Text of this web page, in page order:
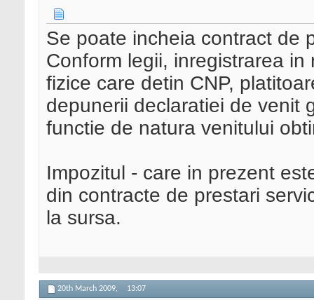
Se poate incheia contract de
Conform legii, inregistrarea
fizice care detin CNP,
depunerii declaratiei de venit
functie de natura venitului
Impozitul - care in prezent
din contracte de prestari
la sursa.
20th March 2009, 13:07